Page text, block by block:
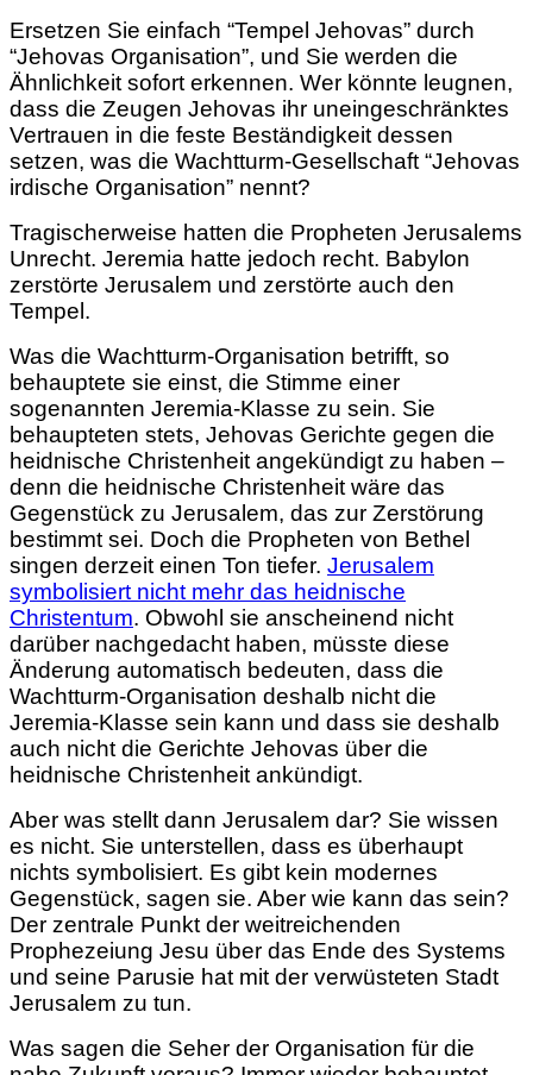
Ersetzen Sie einfach “Tempel Jehovas” durch
“Jehovas Organisation”, und Sie werden die
Ähnlichkeit sofort erkennen. Wer könnte leugnen,
dass die Zeugen Jehovas ihr uneingeschränktes
Vertrauen in die feste Beständigkeit dessen
setzen, was die Wachtturm-Gesellschaft “Jehovas
irdische Organisation” nennt?
Tragischerweise hatten die Propheten Jerusalems
Unrecht. Jeremia hatte jedoch recht. Babylon
zerstörte Jerusalem und zerstörte auch den
Tempel.
Was die Wachtturm-Organisation betrifft, so
behauptete sie einst, die Stimme einer
sogenannten Jeremia-Klasse zu sein. Sie
behaupteten stets, Jehovas Gerichte gegen die
heidnische Christenheit angekündigt zu haben –
denn die heidnische Christenheit wäre das
Gegenstück zu Jerusalem, das zur Zerstörung
bestimmt sei. Doch die Propheten von Bethel
singen derzeit einen Ton tiefer. Jerusalem
symbolisiert nicht mehr das heidnische
Christentum. Obwohl sie anscheinend nicht
darüber nachgedacht haben, müsste diese
Änderung automatisch bedeuten, dass die
Wachtturm-Organisation deshalb nicht die
Jeremia-Klasse sein kann und dass sie deshalb
auch nicht die Gerichte Jehovas über die
heidnische Christenheit ankündigt.
Aber was stellt dann Jerusalem dar? Sie wissen
es nicht. Sie unterstellen, dass es überhaupt
nichts symbolisiert. Es gibt kein modernes
Gegenstück, sagen sie. Aber wie kann das sein?
Der zentrale Punkt der weitreichenden
Prophezeiung Jesu über das Ende des Systems
und seine Parusie hat mit der verwüsteten Stadt
Jerusalem zu tun.
Was sagen die Seher der Organisation für die